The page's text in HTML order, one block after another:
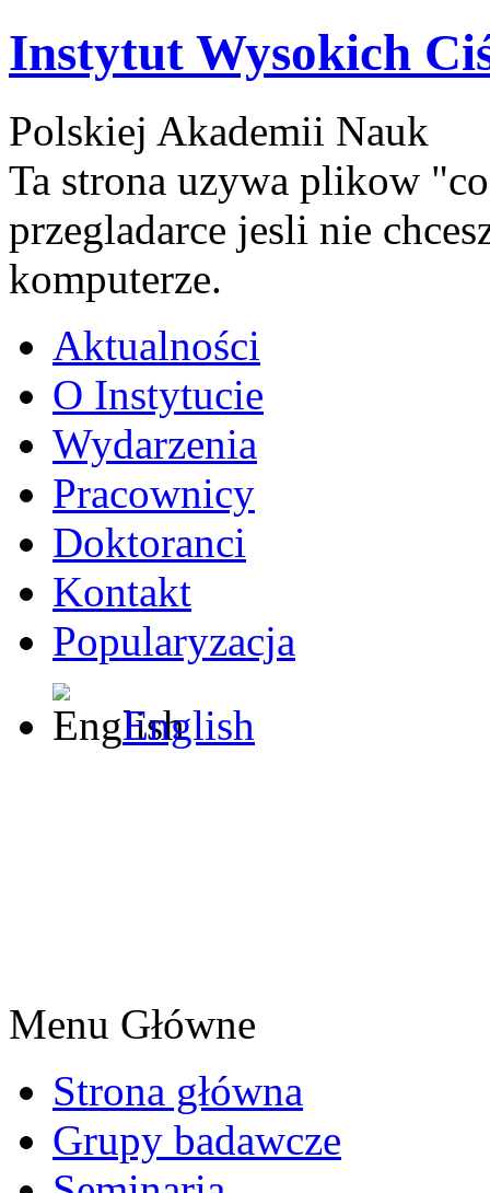
Instytut Wysokich
Polskiej Akademii Nauk
Ta strona uzywa plikow
przegladarce jesli nie
komputerze.
Aktualności
O Instytucie
Wydarzenia
Pracownicy
Doktoranci
Kontakt
Popularyzacja
English
Menu Główne
Strona główna
Grupy badawcze